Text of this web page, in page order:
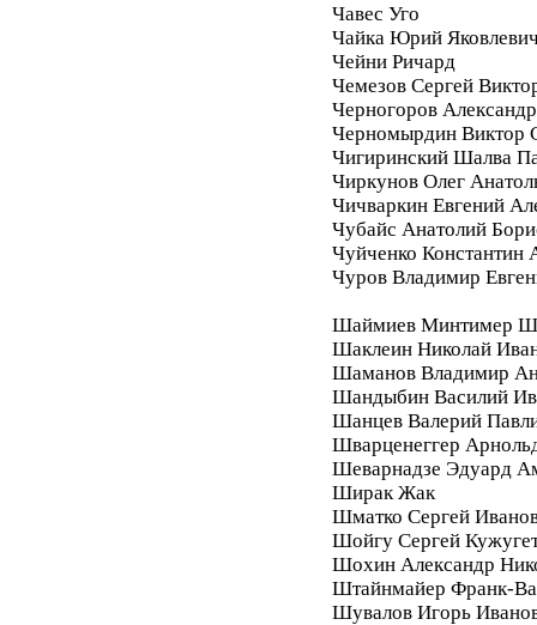
Чавес Уго
Чайка Юрий
Чейни Ричард
Чемезов Сергей
Черногоров
Черномырдин Виктор
Чигиринский Шалва
Чиркунов Олег
Чичваркин Евгений
Чубайс Анатолий
Чуйченко Константин
Чуров Владимир
Шаймиев Минтимер
Шаклеин Николай
Шаманов Владимир
Шандыбин Василий
Шанцев Валерий
Шварценеггер
Шеварнадзе Эдуард
Ширак Жак
Шматко Сергей
Шойгу Сергей
Шохин Александр
Штайнмайер Франк-
Шувалов Игорь